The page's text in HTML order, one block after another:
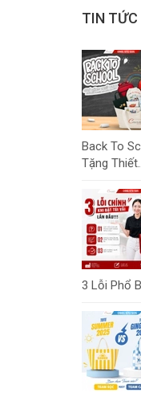
TIN TỨC
Back To
Tặng
3 Lỗi Phổ